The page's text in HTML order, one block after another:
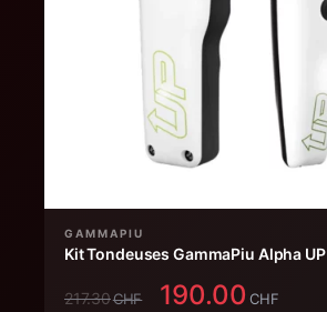
GAMMAPIU
Kit Tondeuses GammaPiu Alpha UP
217.30CHF 190.00 CHF